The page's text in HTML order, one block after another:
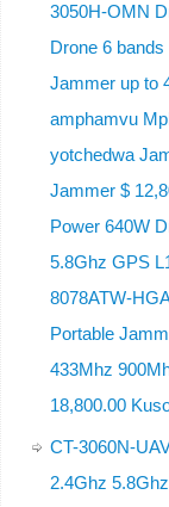
3050H-OMN
Drone 6
Jammer up to
amphamvu
yotchedwa
Jammer $
Power 640W
5.8Ghz GPS
8078ATW-
Portable
433Mhz
18,800.00
CT-3060N-
2.4Ghz